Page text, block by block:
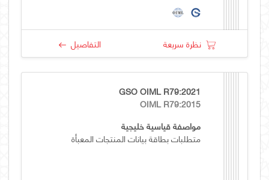
نظرة سريعة التفاصيل
GSO OIML R79:2021
OIML R79:2015
مواصفة قياسية خليجية
متطلبات بطاقة بيانات المنتجات المعبأة